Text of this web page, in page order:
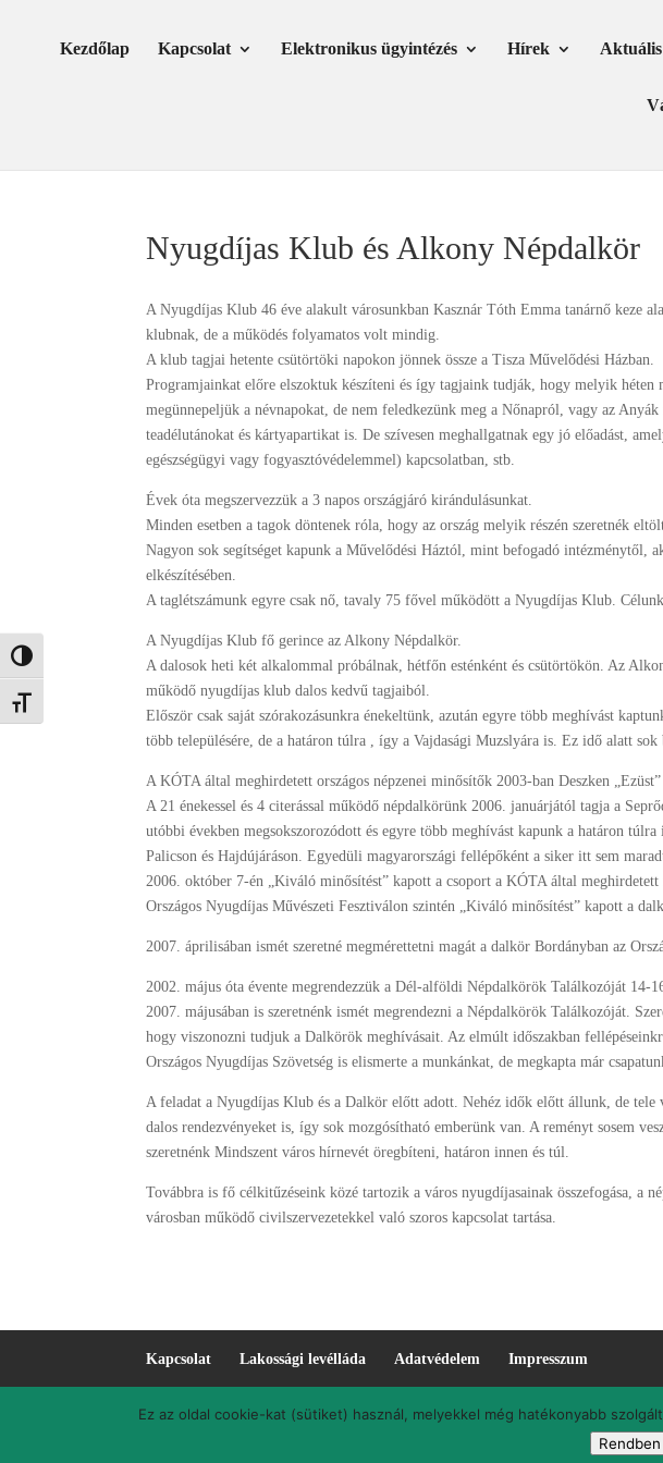
Nagy kontraszt váltása
Betűméret váltása
Kezdőlap Kapcsolat Elektronikus ügyintézés Hírek Aktuális
Nyugdíjas Klub és Alkony Népdalkör
A Nyugdíjas Klub 46 éve alakult városunkban Kasznár Tóth Emma tanárnő keze
klubnak, de a működés folyamatos volt mindig.
A klub tagjai hetente csütörtöki napokon jönnek össze a Tisza Művelődési Házban.
Programjainkat előre elszoktuk készíteni és így tagjaink tudják, hogy melyik
megünnepeljük a névnapokat, de nem feledkezünk meg a Nőnapról, vagy az
teadélutánokat és kártyapartikat is. De szívesen meghallgatnak egy jó előadást,
egészségügyi vagy fogyasztóvédelemmel) kapcsolatban, stb.
Évek óta megszervezzük a 3 napos országjáró kirándulásunkat.
Minden esetben a tagok döntenek róla, hogy az ország melyik részén szeretnék
Nagyon sok segítséget kapunk a Művelődési Háztól, mint befogadó intézménytől,
elkészítésében.
A taglétszámunk egyre csak nő, tavaly 75 fővel működött a Nyugdíjas Klub.
A Nyugdíjas Klub fő gerince az Alkony Népdalkör.
A dalosok heti két alkalommal próbálnak, hétfőn esténként és csütörtökön. Az
működő nyugdíjas klub dalos kedvű tagjaiból.
Először csak saját szórakozásunkra énekeltünk, azután egyre több meghívást
több településére, de a határon túlra , így a Vajdasági Muzslyára is. Ez idő alatt
A KÓTA által meghirdetett országos népzenei minősítők 2003-ban Deszken
A 21 énekessel és 4 citerással működő népdalkörünk 2006. januárjától tagja a
utóbbi években megsokszorozódott és egyre több meghívást kapunk a határon
Palicson és Hajdújáráson. Egyedüli magyarországi fellépőként a siker itt sem
2006. október 7-én „Kiváló minősítést” kapott a csoport a KÓTA által
Országos Nyugdíjas Művészeti Fesztiválon szintén „Kiváló minősítést” kapott a
2007. áprilisában ismét szeretné megmérettetni magát a dalkör Bordányban az
2002. május óta évente megrendezzük a Dél-alföldi Népdalkörök Találkozóját 14-
2007. májusában is szeretnénk ismét megrendezni a Népdalkörök Találkozóját.
hogy viszonozni tudjuk a Dalkörök meghívásait. Az elmúlt időszakban
Országos Nyugdíjas Szövetség is elismerte a munkánkat, de megkapta már
A feladat a Nyugdíjas Klub és a Dalkör előtt adott. Nehéz idők előtt állunk, de
dalos rendezvényeket is, így sok mozgósítható emberünk van. A reményt sosem
szeretnénk Mindszent város hírnevét öregbíteni, határon innen és túl.
Továbbra is fő célkitűzéseink közé tartozik a város nyugdíjasainak összefogása, a
városban működő civilszervezetekkel való szoros kapcsolat tartása.
Kapcsolat Lakossági levélláda Adatvédelem Impresszum
Mindszent.hu © 2019. Mindszent város hivatalos honlapja. Minden jog fenntartva.
Ez az oldal cookie-kat (sütiket) használ, melyekkel még hatékonyabb
Rendben